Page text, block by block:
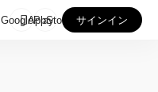
GooglePlay
AppStore サインイン